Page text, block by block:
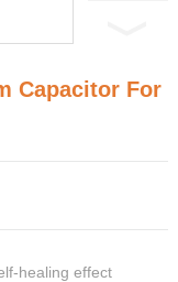
Capacitor For
healing effect